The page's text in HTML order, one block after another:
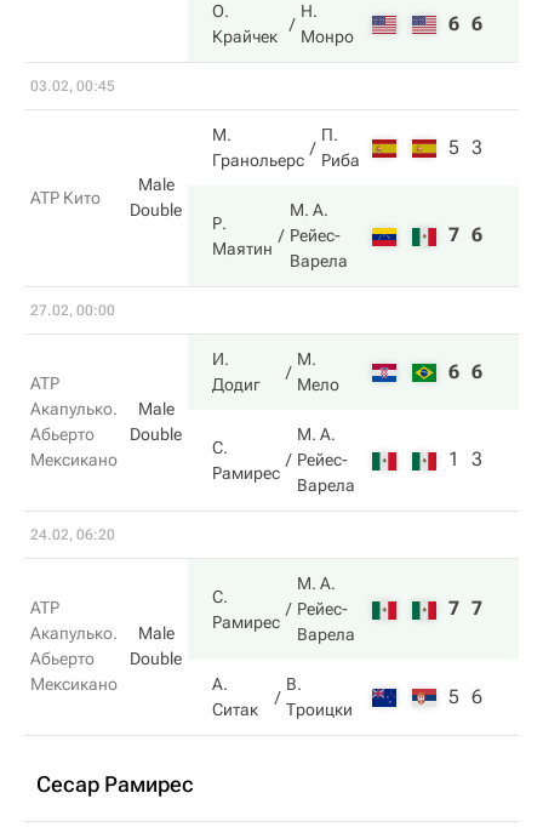
О.
Крайчек
Н.
Монро
6 6
03.02, 00:45
ATP Кито
Male
Double
М.
Гранольерс
П.
Риба
5 3
Р.
Маятин
М. А.
Рейес-
Варела
7 6
27.02, 00:00
ATP
Акапулько.
Абьерто
Мексикано
Male
Double
И.
Додиг
М.
Мело
6 6
С.
Рамирес
М. А.
Рейес-
Варела
1 3
24.02, 06:20
ATP
Акапулько.
Абьерто
Мексикано
Male
Double
С.
Рамирес
М. А.
Рейес-
Варела
7 7
А.
Ситак
В.
Троицки
5 6
Сесар Рамирес